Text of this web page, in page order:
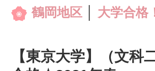
鶴岡地区 大学合格
【東京大学】（文科